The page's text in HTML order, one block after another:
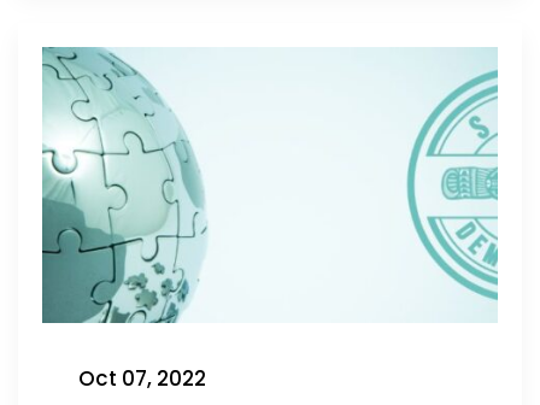
Oct 07, 2022